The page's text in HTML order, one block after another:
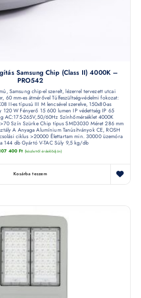
Samsung Chip (Class II) 4000K –
PRO542
Samsung chip-el szerelt, lézerrel tervezett utcai
60 mm-es átmérővel Túlfeszültség-védelmi fokozat:
II-es típusú III M lencsével szerelve, 150x80-as
120 W Fényerő 15 600 lumen IP védettség IP 65
AC:175-265V,50/60Hz Színhőmérséklet 4000K
Szín Szürke Chip típus SMD3030 Méret 286 mm
A Anyaga Alumínium Tanúsítványok CE, ROSH
ciklus >20000 Élettartam min. 30000 üzemóra
144 db Gyártó V-TAC Súly 9,5 kg/db
400Ft (készletről érdeklődjön)
Kosárba teszem